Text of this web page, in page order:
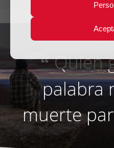
“Quien
palabra
muerte